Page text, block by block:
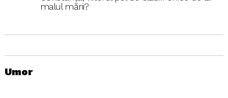
malul mării?
Umor